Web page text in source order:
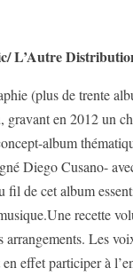
L’Autre
(plus de trente
, gravant en 2012 un
album
Diego Cusano-
fil de cet album
recette
arrangements. Les
effet participer à